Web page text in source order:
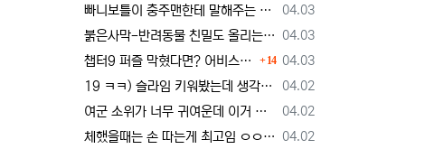
등록일
04.03
빠니보틀이 충주맨한테 말해주는 닭갈비의 정석
등록일
04.03
붉은사막-반려동물 친밀도 올리는 법, 강아지는 확정 고양이는 조건 확인
등록일
04.03
챕터9 퍼즐 막혔다면? 어비스 하늘길 + 3단계 퍼즐 공략 순서 정리 (길찾기 포함) 14
등록일
04.02
19 ㅋㅋ) 슬라임 키워봤는데 생각보다 건전함.manhwa
등록일
04.02
여군 소위가 너무 귀여운데 이거 정상 맞냐.manhwa
등록일
04.02
체했을때는 손 따는게 최고임 ㅇㅇ 외국인도 인정